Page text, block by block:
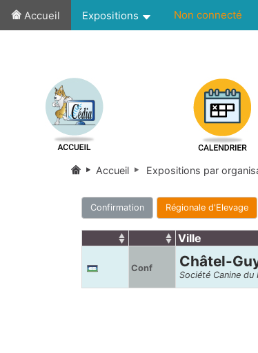
Accueil Expositions Non connecté
Accueil Expositions par
Confirmation Régionale d'Elevage
Ville
Conf Châtel-
Société Canine du